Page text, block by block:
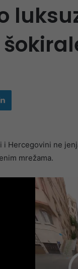
LinkedIn
i Hercegovini ne
mrežama.